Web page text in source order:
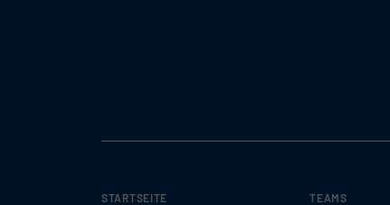
STARTSEITE TEAMS